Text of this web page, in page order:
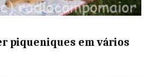
piqueniques em vários